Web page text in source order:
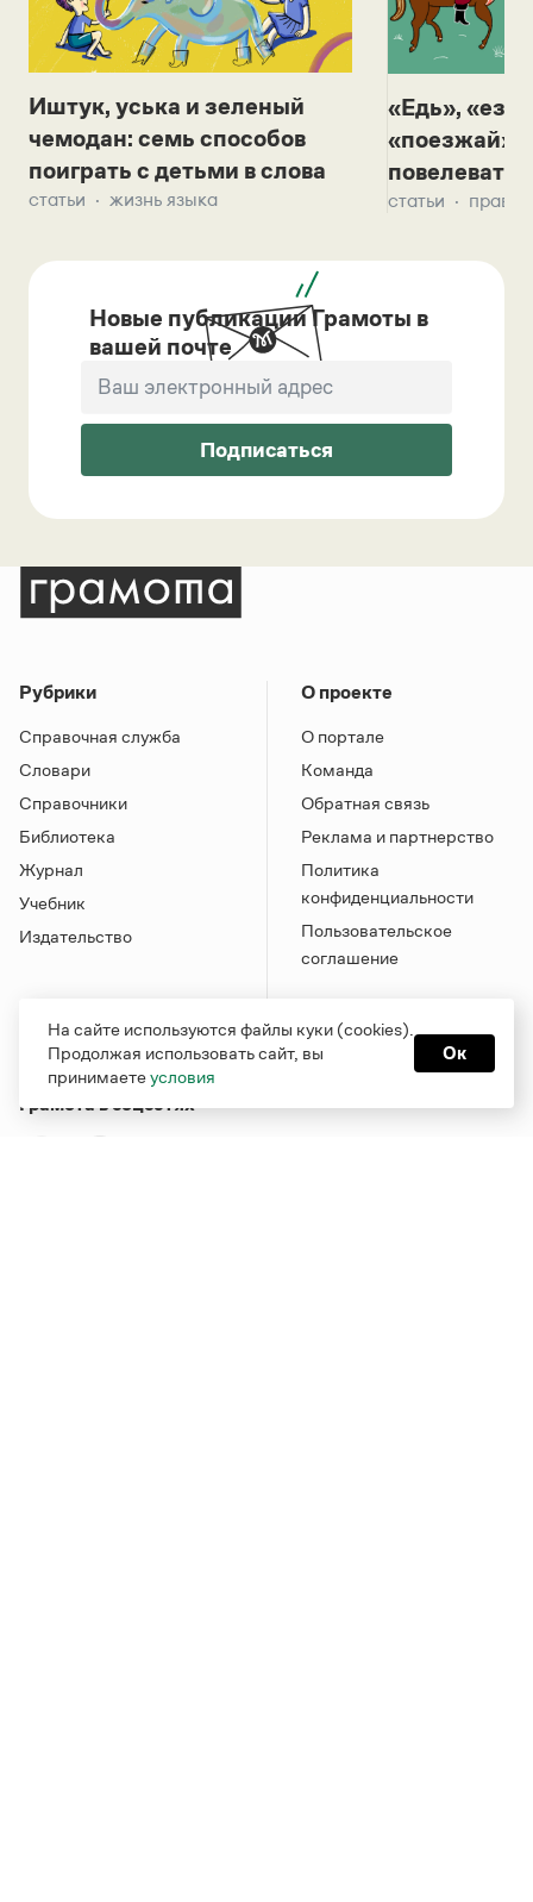
Иштук, уська и зеленый
чемодан: семь способов
поиграть с детьми в слова
статьи жизнь языка
«Едь»,
«поезжай»?
повелевать
статьи
Новые публикации Грамоты в
вашей почте
Подписаться
Рубрики
Справочная служба
Словари
Справочники
Библиотека
Журнал
Учебник
Издательство
О проекте
О портале
Команда
Обратная связь
Реклама и партнерство
Политика
конфиденциальности
Пользовательское
соглашение
Грамота в соцсетях
На сайте используются файлы куки (cookies).
Продолжая использовать сайт, вы
принимаетеусловия
Ок